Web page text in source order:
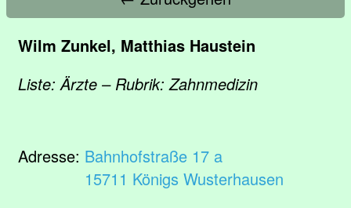
Wilm Zunkel, Matthias Haustein
Liste: Ärzte – Rubrik: Zahnmedizin
Adresse: Bahnhofstraße 17 a
15711 Königs Wusterhausen